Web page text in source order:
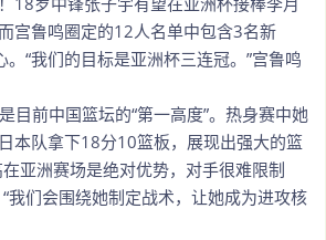
宫鲁鸣圈定的12人名单中包含3名新
。“我们的目标是亚洲杯三连冠。”宫鲁鸣
目前中国篮坛的“第一高度”。热身赛中她
本队拿下18分10篮板，展现出强大的篮
亚洲赛场是绝对优势，对手很难限制
我们会围绕她制定战术，让她成为进攻核